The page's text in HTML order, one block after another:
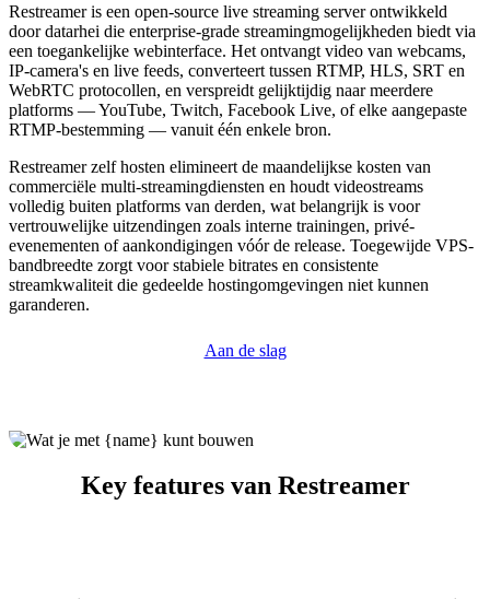
Restreamer is een open-source live streaming server ontwikkeld
door datarhei die enterprise-grade streamingmogelijkheden biedt via
een toegankelijke webinterface. Het ontvangt video van webcams,
IP-camera's en live feeds, converteert tussen RTMP, HLS, SRT en
WebRTC protocollen, en verspreidt gelijktijdig naar meerdere
platforms — YouTube, Twitch, Facebook Live, of elke aangepaste
RTMP-bestemming — vanuit één enkele bron.
Restreamer zelf hosten elimineert de maandelijkse kosten van
commerciële multi-streamingdiensten en houdt videostreams
volledig buiten platforms van derden, wat belangrijk is voor
vertrouwelijke uitzendingen zoals interne trainingen, privé-
evenementen of aankondigingen vóór de release. Toegewijde VPS-
bandbreedte zorgt voor stabiele bitrates en consistente
streamkwaliteit die gedeelde hostingomgevingen niet kunnen
garanderen.
Aan de slag
Key features van Restreamer